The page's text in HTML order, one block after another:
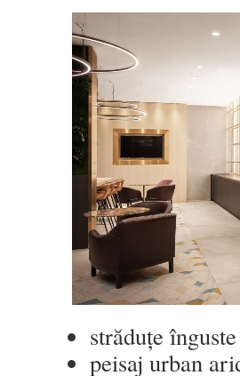
străduțe
peisaj urban